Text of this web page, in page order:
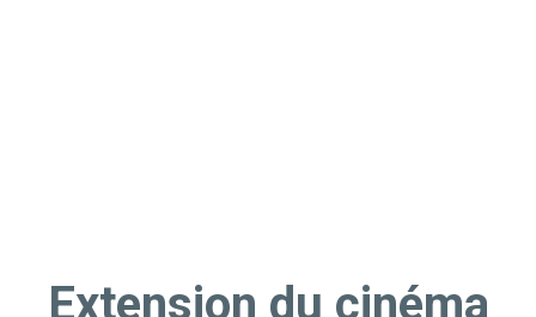
Extension du cinéma